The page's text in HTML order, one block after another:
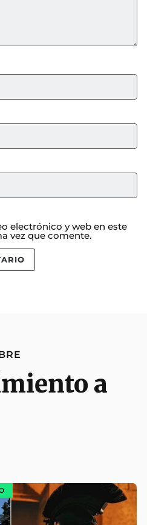
electrónico y web en este
vez que comente.
a